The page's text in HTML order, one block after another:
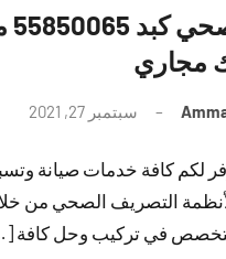
مجاري
سبتمبر 27, 2021
لكم كافة خدمات صيانة
التصريف الصحي من
في تركيب وحل كافة